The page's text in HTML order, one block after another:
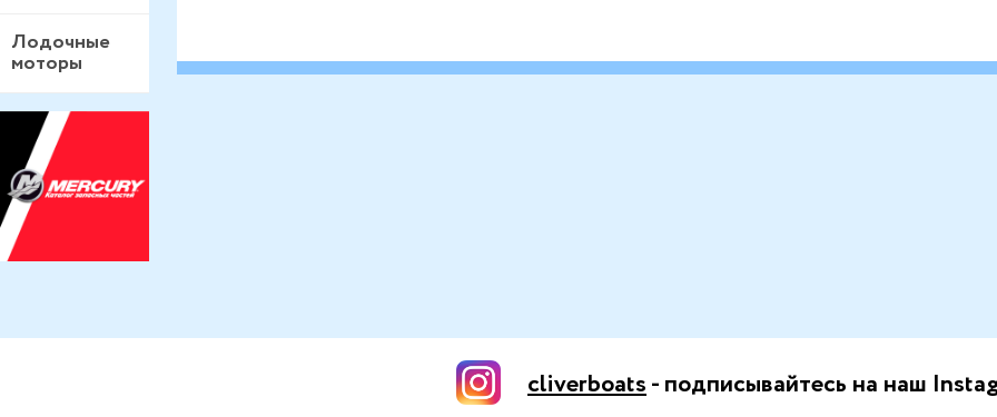
Лодочные
моторы
cliverboats- подписывайтесь на наш